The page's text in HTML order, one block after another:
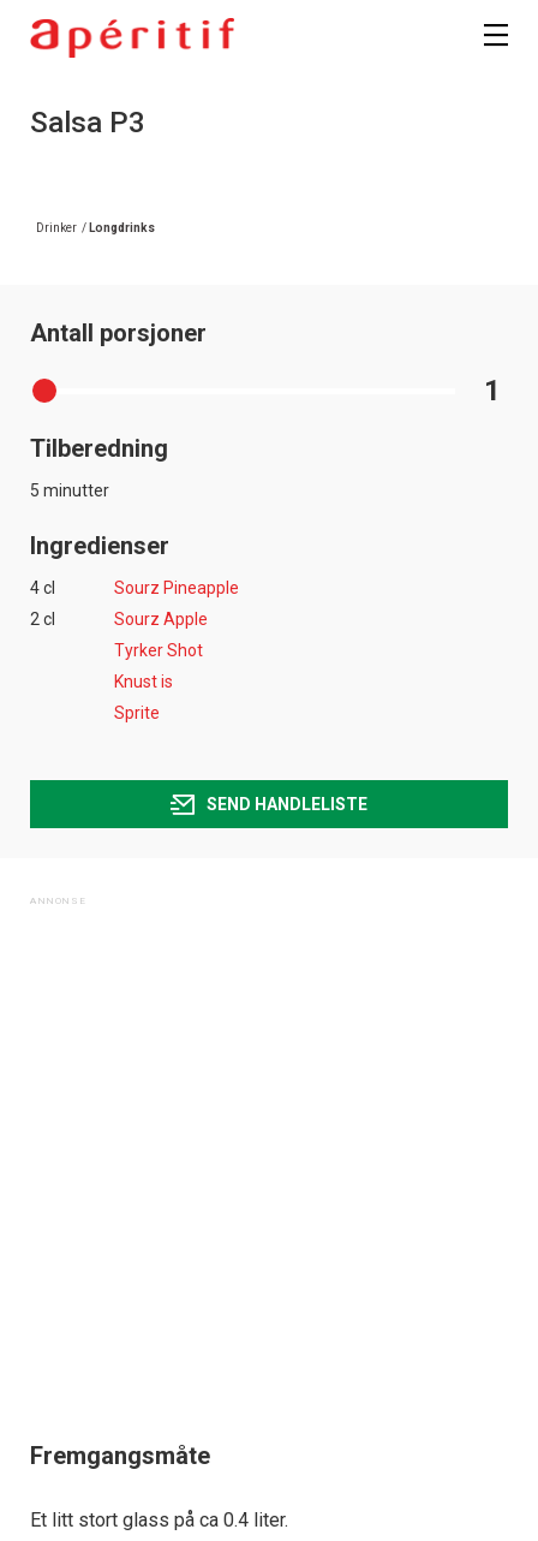
Salsa P3
Drinker / Longdrinks
Antall porsjoner
1
Tilberedning
5 minutter
Ingredienser
4 cl
Sourz Pineapple
2 cl
Sourz Apple
Tyrker Shot
Knust is
Sprite
SEND HANDLELISTE
Fremgangsmåte
Et litt stort glass på ca 0.4 liter.